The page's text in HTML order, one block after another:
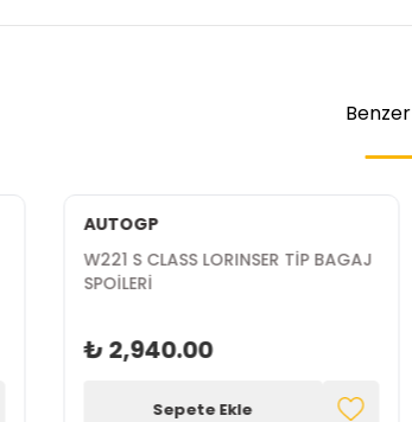
Benzer
AUTOGP
W221 S CLASS LORINSER TİP BAGAJ
SPOİLERİ
₺ 2,940.00
Sepete Ekle